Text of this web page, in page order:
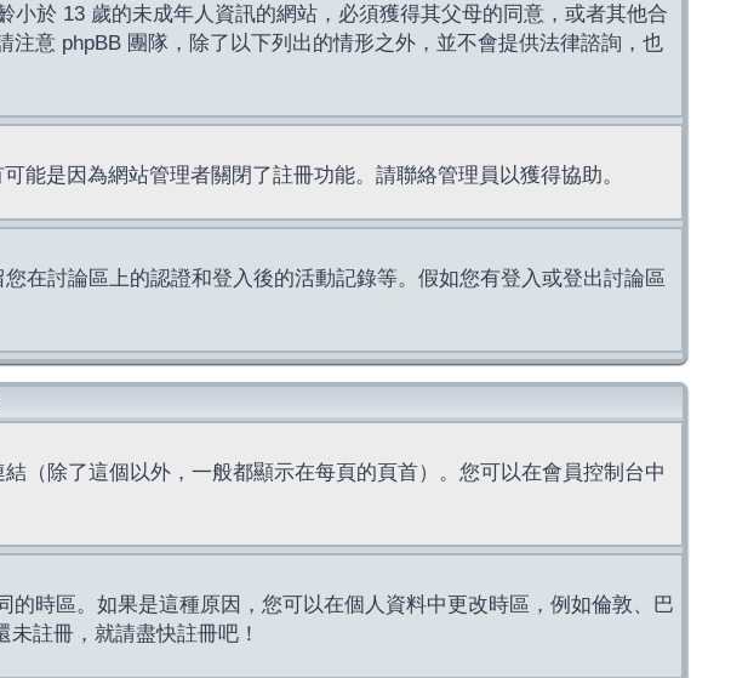
於 13 歲的未成年人資訊的網站，必須獲得其父母的同意，或者其他合
意 phpBB 團隊，除了以下列出的情形之外，並不會提供法律諮詢，也
是因為網站管理者關閉了註冊功能。請聯絡管理員以獲得協助。
在討論區上的認證和登入後的活動記錄等。假如您有登入或登出討論區
結（除了這個以外，一般都顯示在每頁的頁首）。您可以在會員控制台中
時區。如果是這種原因，您可以在個人資料中更改時區，例如倫敦、巴
註冊，就請盡快註冊吧！